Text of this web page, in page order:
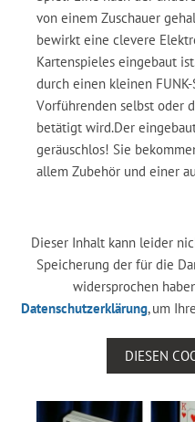
von einem Zuschauer
bewirkt eine clevere
Kartenspieles eingebaut
durch einen kleinen
Vorführenden selbst oder
betätigt wird.Der
geräuschlos! Sie
allem Zubehör und einer
Dieser Inhalt kann leider
Speicherung der für die
widersprochen
Datenschutzerklärung, um
DIESEN